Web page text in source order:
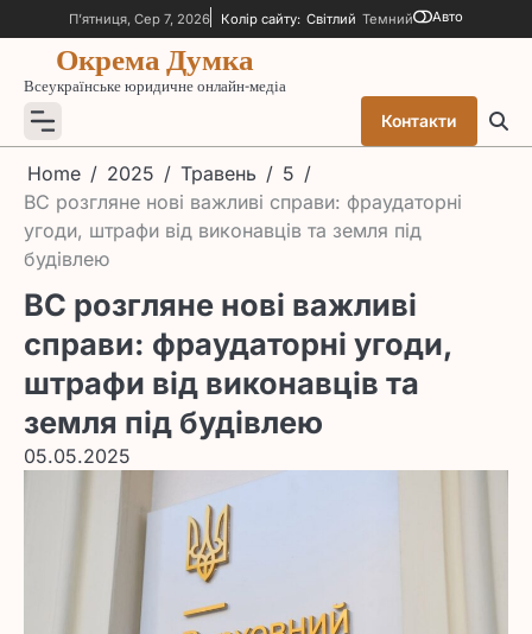
to
content
П’ятниця, Сер 7, 2026 Колір сайту: Світлий Темний Авто
Окрема Думка
Всеукраїнське юридичне онлайн-медіа
Контакти
Home 2025 Травень
5
ВС розгляне нові важливі справи: фраудаторні
угоди, штрафи від виконавців та земля під
будівлею
ВС розгляне нові важливі
справи: фраудаторні угоди,
штрафи від виконавців та
земля під будівлею
05.05.2025